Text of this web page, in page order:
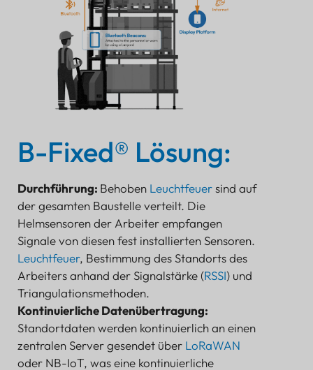
B-Fixed® Lösung:
Durchführung: Behoben Leuchtfeuersind auf
der gesamten Baustelle verteilt. Die
Helmsensoren der Arbeiter empfangen
Signale von diesen fest installierten Sensoren.
Leuchtfeuer, Bestimmung des Standorts des
Arbeiters anhand der Signalstärke (RSSI) und
Triangulationsmethoden.
Kontinuierliche Datenübertragung:
Standortdaten werden kontinuierlich an einen
zentralen Server gesendet über LoRaWAN
oder NB-IoT, was eine kontinuierliche